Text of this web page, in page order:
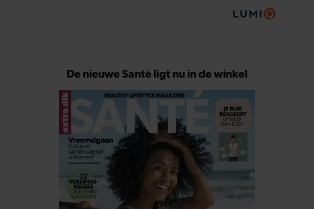
De nieuwe Santé ligt nu in de winkel